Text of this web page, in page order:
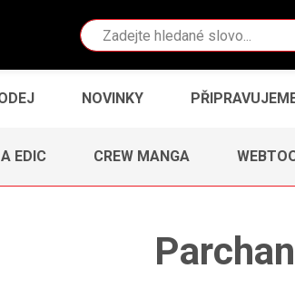
Vyhledávání
NOVINKY
EDIC CREW MANGA